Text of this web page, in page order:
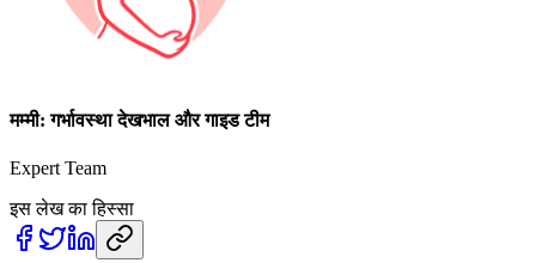
मम्मी: गर्भावस्था देखभाल और गाइड टीम
Expert Team
इस लेख का हिस्सा